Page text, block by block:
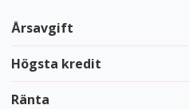
Årsavgift
Högsta kredit
Ränta